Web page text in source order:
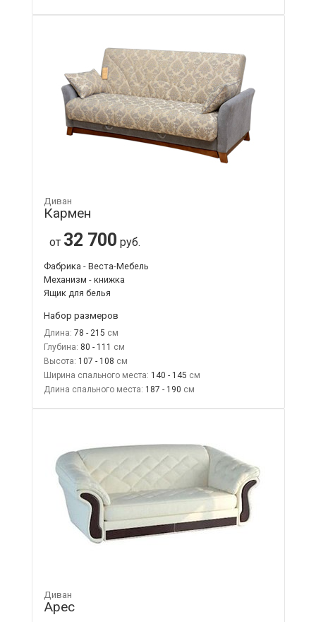
Диван
Кармен
от 32 700 руб.
Фабрика - Веста-Мебель
Механизм - книжка
Ящик для белья
Набор размеров
Длина: 78 - 215
Глубина: 80 - 111
Высота: 107 - 108
Ширина спального места: 140 - 145
Длина спального места: 187 - 190
Диван
Арес